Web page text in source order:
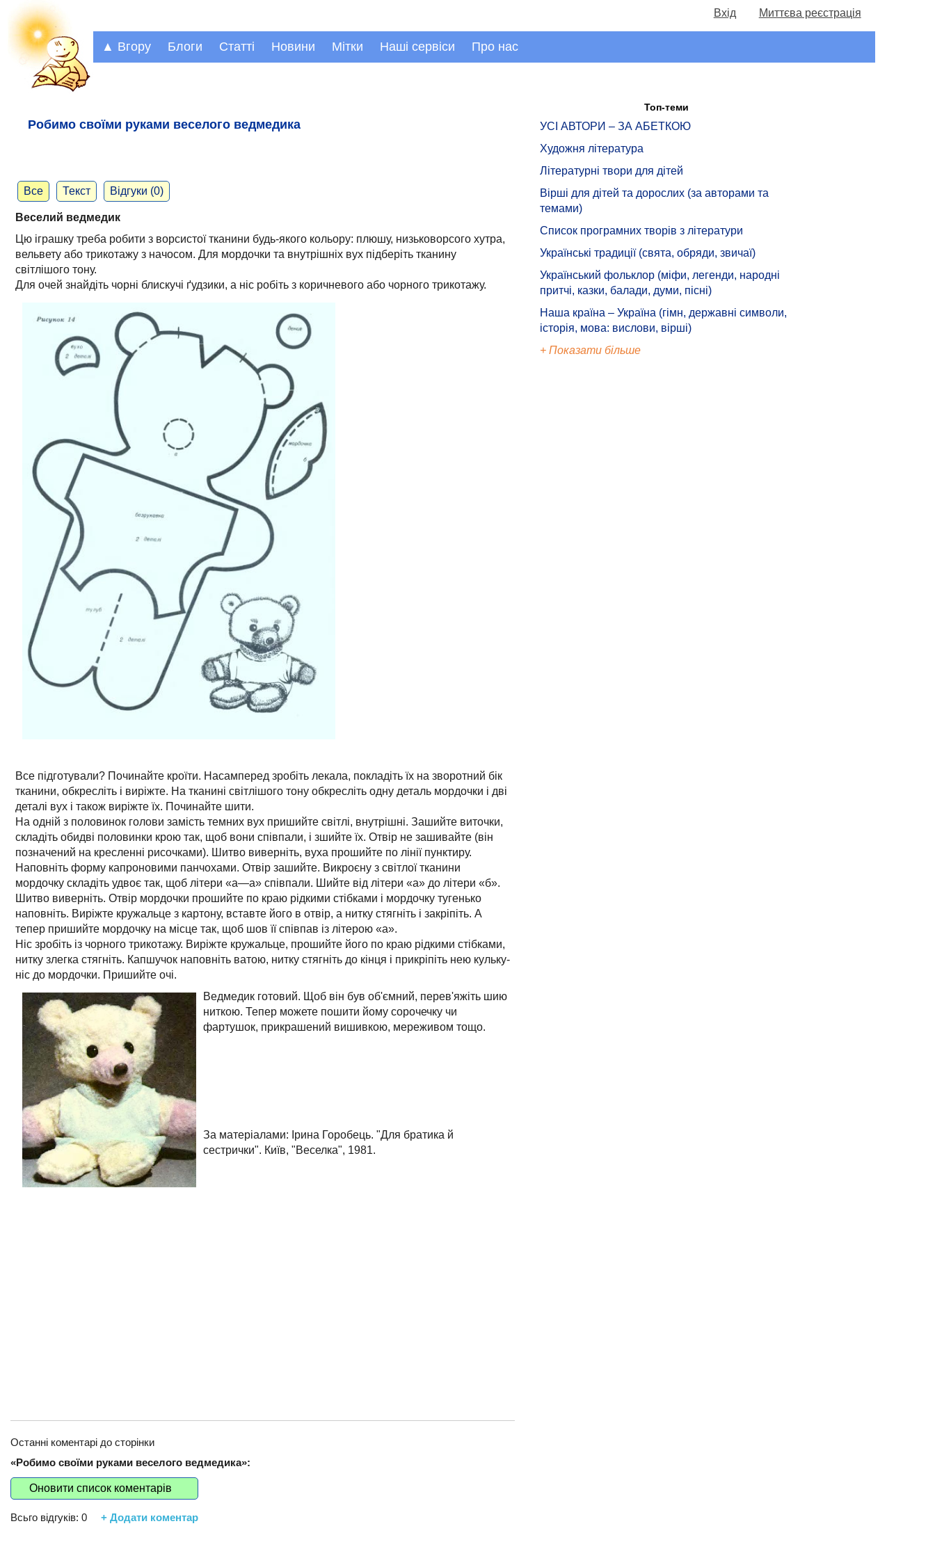
Вхід Миттєва реєстрація
▲ Вгору Блоги Статті Новини Мітки Наші сервіси Про нас
Робимо своїми руками веселого ведмедика
Все Текст Відгуки (0)
Веселий ведмедик
Цю іграшку треба робити з ворсистої тканини будь-якого кольору: плюшу, низьковорсого хутра,
вельвету або трикотажу з начосом. Для мордочки та внутрішніх вух підберіть тканину
світлішого тону.
Для очей знайдіть чорні блискучі ґудзики, а ніс робіть з коричневого або чорного трикотажу.
Все підготували? Починайте кроїти. Насамперед зробіть лекала, покладіть їх на зворотний бік
тканини, обкресліть і виріжте. На тканині світлішого тону обкресліть одну деталь мордочки і дві
деталі вух і також виріжте їх. Починайте шити.
На одній з половинок голови замість темних вух пришийте світлі, внутрішні. Зашийте виточки,
складіть обидві половинки крою так, щоб вони співпали, і зшийте їх. Отвір не зашивайте (він
позначений на кресленні рисочками). Шитво виверніть, вуха прошийте по лінії пунктиру.
Наповніть форму капроновими панчохами. Отвір зашийте. Викроєну з світлої тканини
мордочку складіть удвоє так, щоб літери «а—а» співпали. Шийте від літери «а» до літери «б».
Шитво виверніть. Отвір мордочки прошийте по краю рідкими стібками і мордочку тугенько
наповніть. Виріжте кружальце з картону, вставте його в отвір, а нитку стягніть і закріпіть. А
тепер пришийте мордочку на місце так, щоб шов її співпав із літерою «а».
Ніс зробіть із чорного трикотажу. Виріжте кружальце, прошийте його по краю рідкими стібками,
нитку злегка стягніть. Капшучок наповніть ватою, нитку стягніть до кінця і прикріпіть нею кульку-
ніс до мордочки. Пришийте очі.
Ведмедик готовий. Щоб він був об'ємний, перев'яжіть шию
ниткою. Тепер можете пошити йому сорочечку чи
фартушок, прикрашений вишивкою, мереживом тощо.
За матеріалами: Ірина Горобець. "Для братика й
сестрички". Київ, "Веселка", 1981.
Останні коментарі до сторінки
«Робимо своїми руками веселого ведмедика»:
Оновити список коментарів
Всьго відгуків: 0 + Додати коментар
Топ-теми
УСІ АВТОРИ – ЗА АБЕТКОЮ
Художня література
Літературні твори для дітей
Вірші для дітей та дорослих (за авторами та
темами)
Список програмних творів з літератури
Українські традиції (свята, обряди, звичаї)
Український фольклор (міфи, легенди, народні
притчі, казки, балади, думи, пісні)
Наша країна – Україна (гімн, державні символи,
історія, мова: вислови, вірші)
+ Показати більше